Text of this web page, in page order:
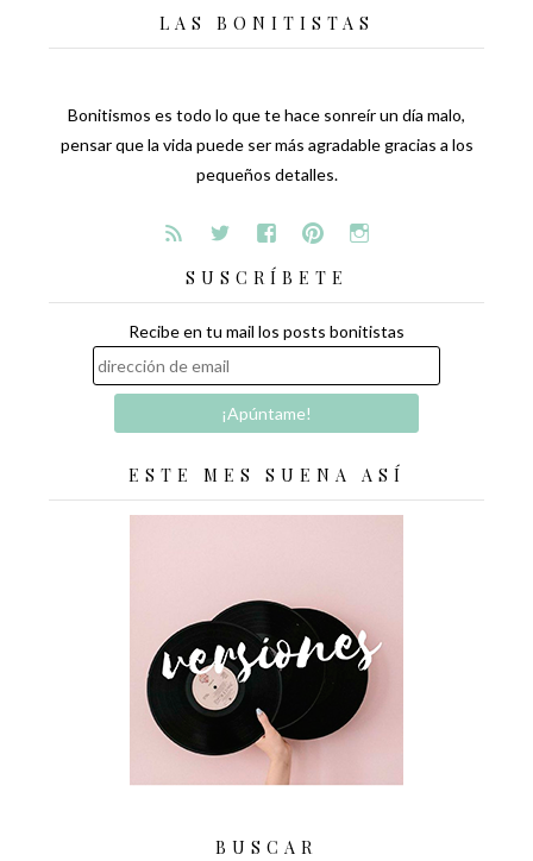
LAS BONITISTAS
Bonitismos es todo lo que te hace sonreír un día malo,
pensar que la vida puede ser más agradable gracias a los
pequeños detalles.
SUSCRÍBETE
Recibe en tu mail los posts bonitistas
ESTE MES SUENA ASÍ
BUSCAR